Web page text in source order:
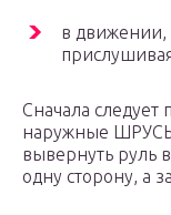
в
Сначала следует
наружные
вывернуть руль
одну сторону, а